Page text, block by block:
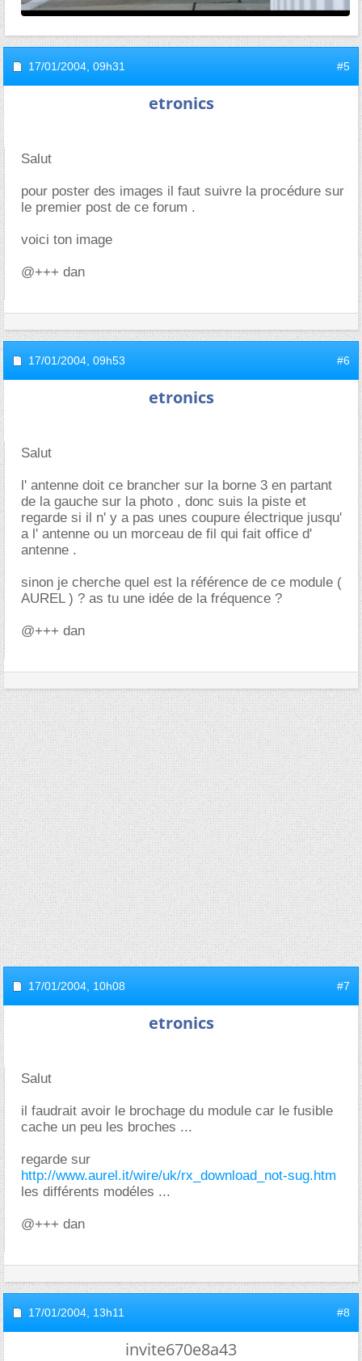
17/01/2004, 09h31 #5
etronics
Salut
pour poster des images il faut suivre la procédure sur
le premier post de ce forum .
voici ton image
@+++ dan
17/01/2004, 09h53 #6
etronics
Salut
l' antenne doit ce brancher sur la borne 3 en partant
de la gauche sur la photo , donc suis la piste et
regarde si il n' y a pas unes coupure électrique jusqu'
a l' antenne ou un morceau de fil qui fait office d'
antenne .
sinon je cherche quel est la référence de ce module (
AUREL ) ? as tu une idée de la fréquence ?
@+++ dan
17/01/2004, 10h08 #7
etronics
Salut
il faudrait avoir le brochage du module car le fusible
cache un peu les broches ...
regarde sur
http://www.aurel.it/wire/uk/rx_download_not-sug.htm
les différents modéles ...
@+++ dan
17/01/2004, 13h11 #8
invite670e8a43